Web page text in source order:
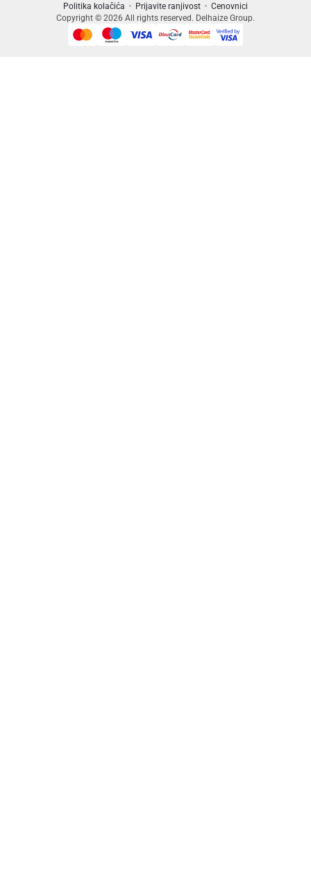
Politika kolačića
Prijavite ranjivost
Cenovnici
Copyright © 2026 All rights reserved. Delhaize Group.